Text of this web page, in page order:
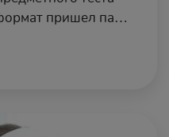
пришел пару
в ближайшее